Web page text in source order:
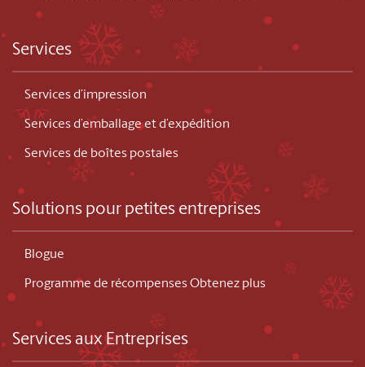
Services
Services d’impression
Services d’emballage et d’expédition
Services de boîtes postales
Solutions pour petites entreprises
Blogue
Programme de récompenses Obtenez plus
Services aux Entreprises